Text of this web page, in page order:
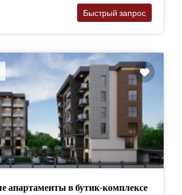
Быстрый запрос
апартаменты в бутик-комплексе